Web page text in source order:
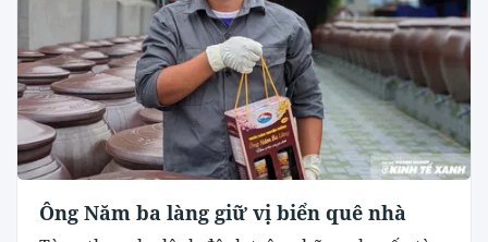
Ông Năm ba làng giữ vị biển quê nhà